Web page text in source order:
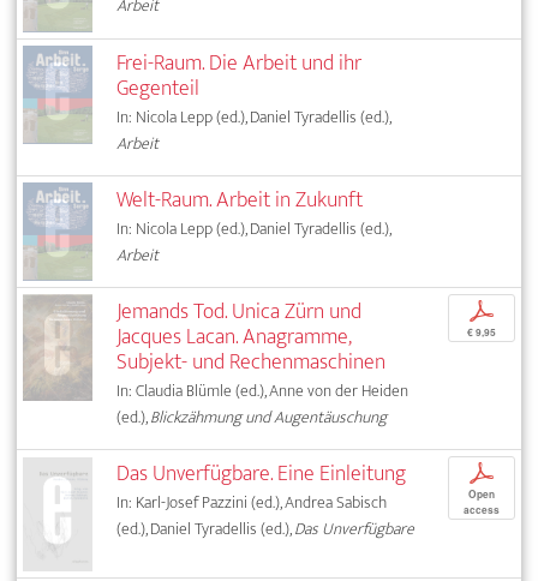
Arbeit
Frei-Raum. Die Arbeit und ihr
Gegenteil
In: Nicola Lepp (ed.), Daniel Tyradellis (ed.),
Arbeit
Welt-Raum. Arbeit in Zukunft
In: Nicola Lepp (ed.), Daniel Tyradellis (ed.),
Arbeit
Jemands Tod. Unica Zürn und
Jacques Lacan. Anagramme,
Subjekt- und Rechenmaschinen
In: Claudia Blümle (ed.), Anne von der Heiden
(ed.),Blickzähmung und Augentäuschung
p
€ 9,95
Das Unverfügbare. Eine Einleitung
In: Karl-Josef Pazzini (ed.), Andrea Sabisch
(ed.), Daniel Tyradellis (ed.),Das Unverfügbare
p
Open
access